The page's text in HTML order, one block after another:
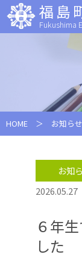
福島
Fukushima
HOME ＞ お知らせ
お知
2026.05.27
６年
した